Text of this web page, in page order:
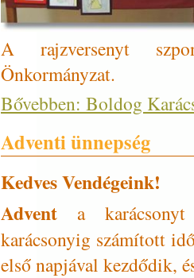
A rajzversenyt
Önkormányzat.
Bővebben: Boldog
Adventi ünnepség
Kedves Vendégeink!
Advent a karácsonyt
karácsonyig számított
első napjával kezdődik,